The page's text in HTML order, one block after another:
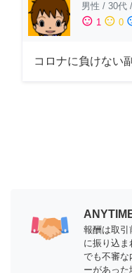
男性 / 30代 /
sentiment_satisfied 1 sentiment_neutral 0
コロナに負けない
報酬は取引
に振り込ま
でも不審な
ーがあった